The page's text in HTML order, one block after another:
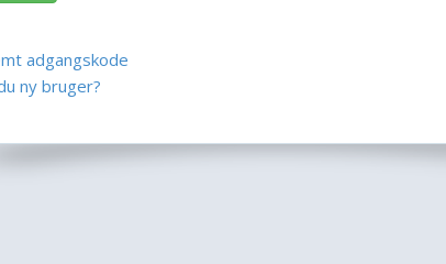
adgangskode
ny bruger?